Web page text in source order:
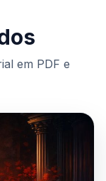
em PDF e